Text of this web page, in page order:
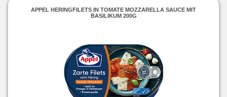
APPEL HERINGFILETS IN TOMATE MOZZARELLA SAUCE MIT
BASILIKUM 200G